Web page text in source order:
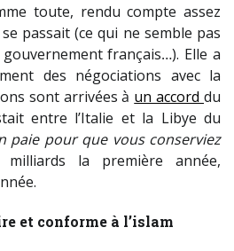
toute, rendu compte assez
passait (ce qui ne semble pas
français…). Elle a
des négociations avec la
sont arrivées à un accord du
entre l’Italie et la Libye du
paie pour que vous conserviez
la première année,
et conforme à l’islam